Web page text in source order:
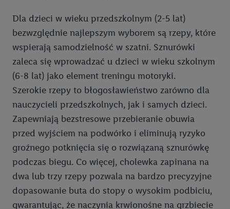
Dla dzieci w wieku przedszkolnym (2-5 lat)
bezwzględnie najlepszym wyborem są rzepy, które
wspierają samodzielność w szatni. Sznurówki
zaleca się wprowadzać u dzieci w wieku szkolnym
(6-8 lat) jako element treningu motoryki.
Szerokie rzepy to błogosławieństwo zarówno dla
nauczycieli przedszkolnych, jak i samych dzieci.
Zapewniają bezstresowe przebieranie obuwia
przed wyjściem na podwórko i eliminują ryzyko
groźnego potknięcia się o rozwiązaną sznurówkę
podczas biegu. Co więcej, cholewka zapinana na
dwa lub trzy rzepy pozwala na bardzo precyzyjne
dopasowanie buta do stopy o wysokim podbiciu,
gwarantując, że naczynia krwionośne na grzbiecie